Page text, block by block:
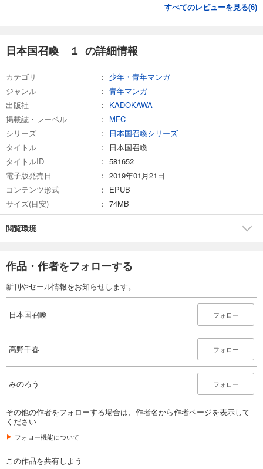
すべてのレビューを見る(6)
日本国召喚 １ の詳細情報
カテゴリ
少年・青年マンガ
ジャンル
青年マンガ
出版社
KADOKAWA
掲載誌・レーベル
MFC
シリーズ
日本国召喚シリーズ
タイトル
日本国召喚
タイトルID
581652
電子版発売日
2019年01月21日
コンテンツ形式
EPUB
サイズ(目安)
74MB
閲覧環境
作品・作者をフォローする
新刊やセール情報をお知らせします。
日本国召喚 フォロー
高野千春 フォロー
みのろう フォロー
その他の作者をフォローする場合は、作者名から作者ページを表示して
ください
フォロー機能について
この作品を共有しよう